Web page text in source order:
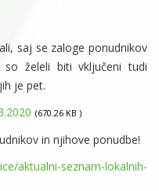
saj se zaloge ponudnikov
so želeli biti vključeni tudi
je pet.
670.26 KB
in njihove ponudbe!
aktualni-seznam-lokalnih-